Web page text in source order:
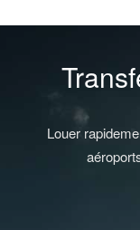
Louer